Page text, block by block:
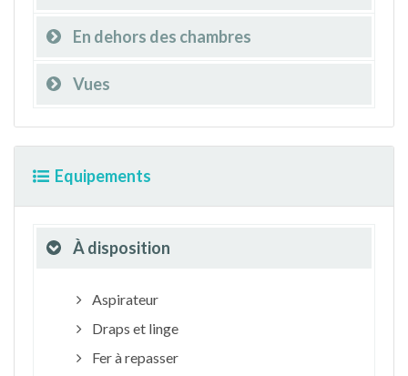
En dehors des chambres
Vues
Equipements
À disposition
Aspirateur
Draps et linge
Fer à repasser